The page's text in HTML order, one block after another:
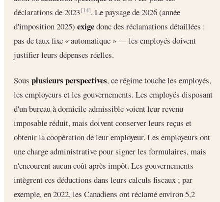
déclarations de 2023[14]. Le paysage de 2026 (année
d'imposition 2025) exigedonc des réclamations détaillées :
pas de taux fixe « automatique » — les employés doivent
justifier leurs dépenses réelles.
Sous plusieurs perspectives, ce régime touche les employés,
les employeurs et les gouvernements. Les employés disposant
d'un bureau à domicile admissible voient leur revenu
imposable réduit, mais doivent conserver leurs reçus et
obtenir la coopération de leur employeur. Les employeurs ont
une charge administrative pour signer les formulaires, mais
n'encourent aucun coût après impôt. Les gouvernements
intègrent ces déductions dans leurs calculs fiscaux ; par
exemple, en 2022, les Canadiens ont réclamé environ 5,2